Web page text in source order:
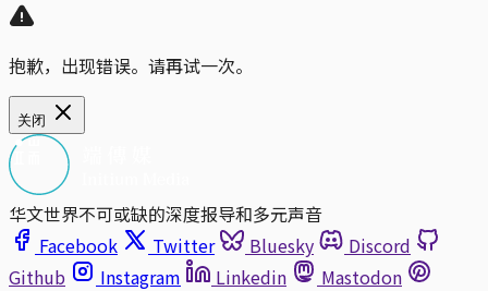
抱歉，出现错误。请再试一次。
关闭
华文世界不可或缺的深度报导和多元声音
Facebook
Twitter Bluesky
Discord
Github
Instagram Linkedin
Mastodon